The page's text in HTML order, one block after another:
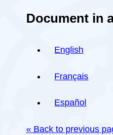
Document in
English
Français
Español
« Back to previous